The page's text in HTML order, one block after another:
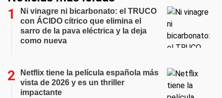
Ni vinagre ni bicarbonato: el TRUCO
con ÁCIDO cítrico que elimina el
sarro de la pava eléctrica y la deja
como nueva
Netflix tiene la película española más
vista de 2026 y es un thriller
impactante